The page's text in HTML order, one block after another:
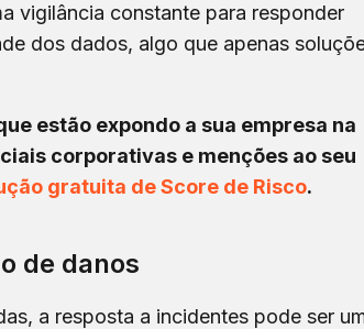
vigilância constante para responder
dos dados, algo que apenas
estão expondo a sua empresa na
corporativas e menções ao seu
gratuita de Score de Risco.
de danos
a resposta a incidentes pode ser